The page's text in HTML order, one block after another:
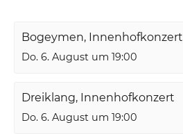
Bogeymen, Innenhofkonzert
Do. 6. August um 19:00
Dreiklang, Innenhofkonzert
Do. 6. August um 19:00